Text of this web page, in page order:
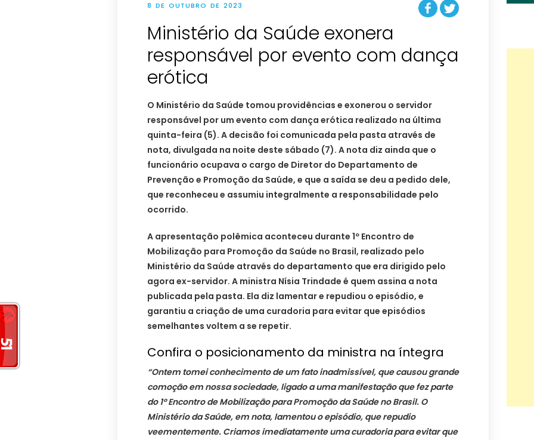
8 DE OUTUBRO DE 2023
Ministério da Saúde exonera
responsável por evento com dança
erótica
O Ministério da Saúde tomou providências e exonerou o servidor
responsável por um evento com dança erótica realizado na última
quinta-feira (5). A decisão foi comunicada pela pasta através de
nota, divulgada na noite deste sábado (7). A nota diz ainda que o
funcionário ocupava o cargo de Diretor do Departamento de
Prevenção e Promoção da Saúde, e que a saída se deu a pedido dele,
que reconheceu e assumiu integralmente a responsabilidade pelo
ocorrido.
A apresentação polêmica aconteceu durante 1º Encontro de
Mobilização para Promoção da Saúde no Brasil, realizado pelo
Ministério da Saúde através do departamento que era dirigido pelo
agora ex-servidor. A ministra Nísia Trindade é quem assina a nota
publicada pela pasta. Ela diz lamentar e repudiou o episódio, e
garantiu a criação de uma curadoria para evitar que episódios
semelhantes voltem a se repetir.
Confira o posicionamento da ministra na íntegra
“Ontem tomei conhecimento de um fato inadmissível, que causou grande
comoção em nossa sociedade, ligado a uma manifestação que fez parte
do 1º Encontro de Mobilização para Promoção da Saúde no Brasil. O
Ministério da Saúde, em nota, lamentou o episódio, que repudio
veementemente. Criamos imediatamente uma curadoria para evitar que